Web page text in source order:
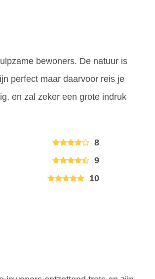
bewoners. De natuur is
perfect maar daarvoor reis je
en zal zeker een grote indruk
8
9
10